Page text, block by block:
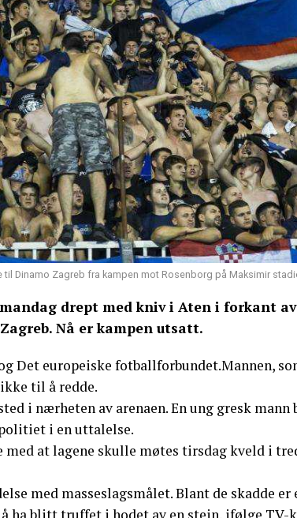
Dinamo Zagreb fra kampen mot Rosenborg på Maksimir
drept med kniv i Aten i forkant
Nå er kampen utsatt.
Det europeiske fotballforbundet.Mannen,
til å redde.
i nærheten av arenaen. En ung gresk
i en uttalelse.
med at lagene skulle møtes tirsdag kveld i
med masseslagsmålet. Blant de skadde
ha blitt truffet i hodet av en stein, ifølge TV-